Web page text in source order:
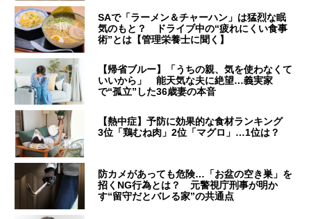
SAで「ラーメン＆チャーハン」は猛烈な眠
気のもと？ ドライブ中の“疲れにくい食事
術”とは【管理栄養士に聞く】
【帰省ブルー】「うちの親、気を使わなくて
いいから」 能天気な夫に絶望…義実家
で“孤立”した36歳妻の本音
【熱中症】予防に効果的な食材ランキング
3位「鶏むね肉」2位「マグロ」…1位は？
防カメがあっても危険…「お盆の空き巣」を
招くNG行為とは？ 元警視庁刑事が明か
す“留守だとバレる家”の共通点